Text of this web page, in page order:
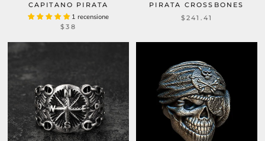
CAPITANO PIRATA
1 recensione
$38
PIRATA CROSSBONES
$241.41